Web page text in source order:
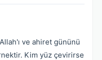
ve ahiret gününü
Kim yüz çevirirse